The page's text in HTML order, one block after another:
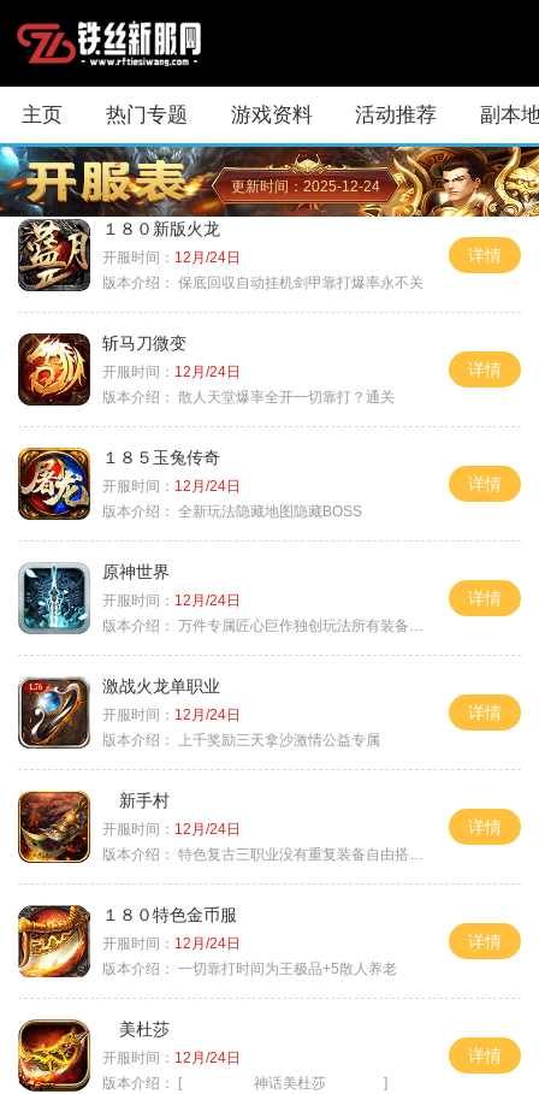
主页 热门专题 游戏资料 活动推荐 副本
更新时间：2025-12-24
１８０新版火龙
开服时间： 12月/24日
版本介绍： 保底回収自动挂机剑甲靠打爆率永不关
详情
斩马刀微变
开服时间： 12月/24日
版本介绍： 散人天堂爆率全开一切靠打？通关
详情
１８５玉兔传奇
开服时间： 12月/24日
版本介绍： 全新玩法隐藏地图隐藏BOSS
详情
原神世界
开服时间： 12月/24日
版本介绍： 万件专属匠心巨作独创玩法所有装备靠打
详情
激战火龙单职业
开服时间： 12月/24日
版本介绍：
上千奖励三天拿沙激情公益专属
详情
新手村
开服时间： 12月/24日
版本介绍： 特色复古三职业没有重复装备自由搭配私
详情
１８０特色金币服
开服时间： 12月/24日
版本介绍： 一切靠打时间为王极品+5散人养老
详情
美杜莎
开服时间： 12月/24日
版本介绍：
[ 神话美杜莎 ]
详情